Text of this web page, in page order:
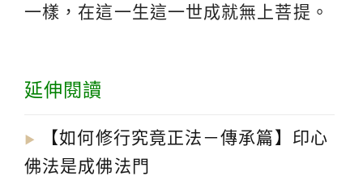
一樣，在這一生這一世成就無上菩提。
延伸閱讀
▶︎
【如何修行究竟正法－傳承篇】印心
佛法是成佛法門